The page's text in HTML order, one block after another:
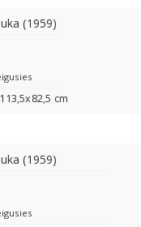
(1959)
cm
(1959)